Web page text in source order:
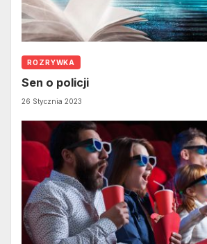
ROZRYWKA
Sen o policji
26 Stycznia 2023